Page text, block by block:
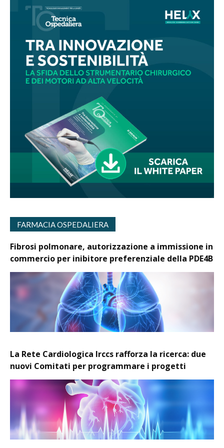
FARMACIA OSPEDALIERA
Fibrosi polmonare, autorizzazione a immissione in
commercio per inibitore preferenziale della PDE4B
La Rete Cardiologica Irccs rafforza la ricerca: due
nuovi Comitati per programmare i progetti